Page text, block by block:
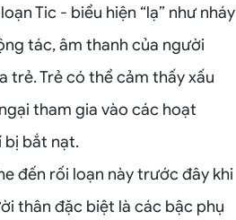
Tic - biểu hiện “lạ” như nháy
tác, âm thanh của người
trẻ. Trẻ có thể cảm thấy xấu
tham gia vào các hoạt
bị bắt nạt.
đến rối loạn này trước đây khi
thân đặc biệt là các bậc phụ